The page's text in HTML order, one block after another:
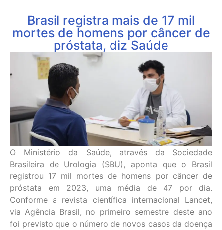
Brasil registra mais de 17 mil
mortes de homens por câncer de
próstata, diz Saúde
O Ministério da Saúde, através da Sociedade
Brasileira de Urologia (SBU), aponta que o Brasil
registrou 17 mil mortes de homens por câncer de
próstata em 2023, uma média de 47 por dia.
Conforme a revista científica internacional Lancet,
via Agência Brasil, no primeiro semestre deste ano
foi previsto que o número de novos casos da doença